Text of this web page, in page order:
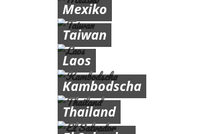
Mexiko
Taiwan
Laos
Kambodscha
Thailand